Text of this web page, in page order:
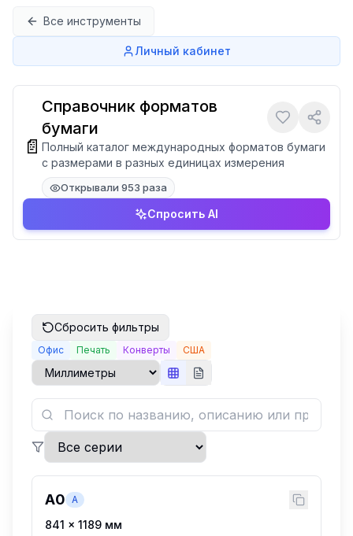
Все инструменты
Личный кабинет
📄
Справочник форматов
бумаги
Полный каталог международных форматов бумаги
с размерами в разных единицах измерения
Открывали 953 раза
Спросить AI
Сбросить фильтры
Офис Печать Конверты США
A0 A
841 × 1189 мм